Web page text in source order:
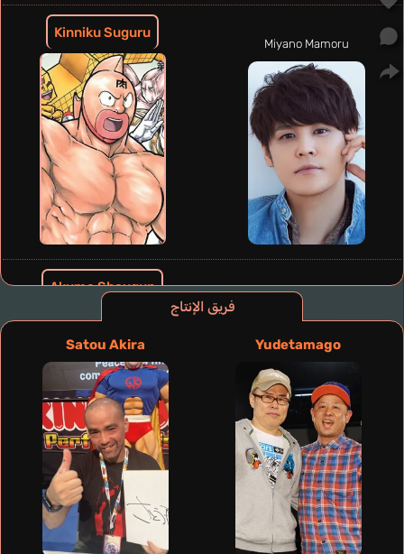
فريق الإنتاج
Yudetamago
Satou Akira
Kinniku Suguru
Miyano Mamoru
Akuma Shougun
Morikawa Toshiyuki
Oota Shinichirou